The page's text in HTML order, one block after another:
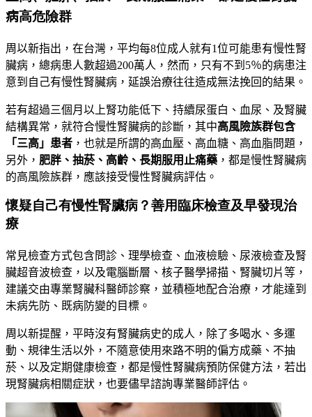
病高危險群
周以新指出，在台灣，平均每8位成人就有1位可能患有慢性腎
臟病，總病患人數超過200萬人，然而，只有不到5％的病患注
意到自己有慢性腎臟病，延誤治療往往造成無法挽回的結果。
若有超過三個月以上腎功能低下、持續尿蛋白、血尿、及腎臟
結構異常，就符合慢性腎臟病的診斷，其中高風險族群包含
「三高」患者 ，也就是所謂的高血壓、高血糖、高血脂問題，
另外 ， 肥胖、抽菸、高齡、長期服用止痛藥 ，都是慢性腎臟病
的高風險族群，應該接受慢性腎臟病評估。
懷疑自己有慢性腎臟病？善用臨床檢查及早發現治
療
常見檢查方式包含問診、理學檢查、血液檢驗、尿液檢查及腎
臟超音波檢查，以及電腦斷層、核子醫學掃描、腎臟切片等，
建議交由專業腎臟科醫師診察，並積極地配合治療，才能達到
未病先防 、 既病防變的目標。
周以新提醒，平時沒有腎臟病史的成人，除了多喝水、多運
動、規律生活以外，不隨意使用來路不明的偏方成藥、不抽
菸、以及定期健康檢查，都是慢性腎臟病預防保健方法，若出
現腎臟病相關症狀，也要儘早諮詢專業醫師評估。